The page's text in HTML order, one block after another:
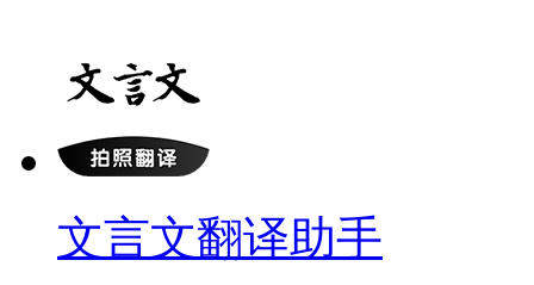
文言文翻译助手